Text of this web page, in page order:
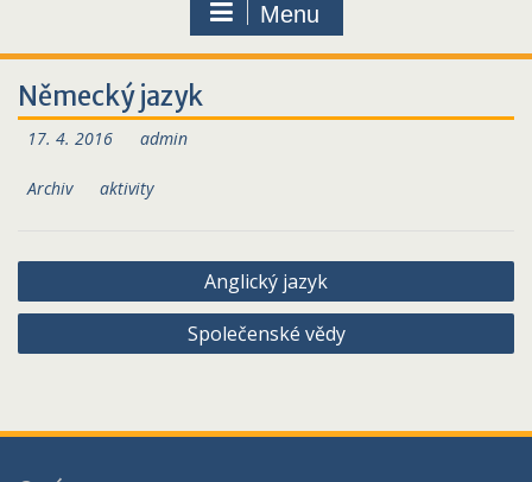
Menu
Německý jazyk
17. 4. 2016 admin
Archiv aktivity
Navigace
pro
Anglický jazyk
Společenské vědy